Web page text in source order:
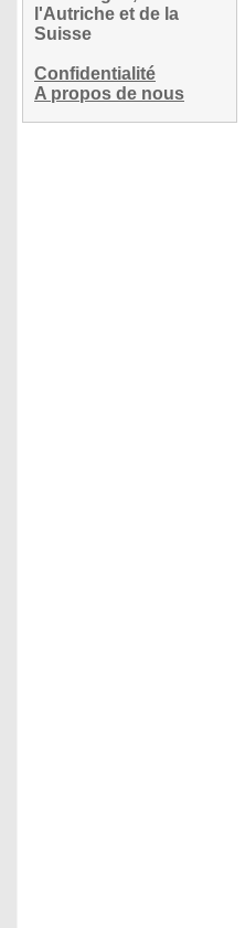
l'Autriche et de la
Suisse
Confidentialité
A propos de nous